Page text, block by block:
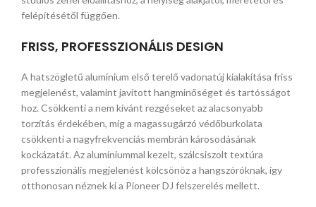
felépítésétől függően.
FRISS, PROFESSZIONÁLIS DESIGN
A hatszögletű alumínium első terelő vadonatúj kialakítása friss
megjelenést, valamint javított hangminőséget és tartósságot
hoz. Csökkenti a nem kívánt rezgéseket az alacsonyabb
torzítás érdekében, míg a magassugárzó védőburkolata
csökkenti a nagyfrekvenciás membrán károsodásának
kockázatát. Az alumíniummal kezelt, szálcsiszolt textúra
professzionális megjelenést kölcsönöz a hangszóróknak, így
otthonosan néznek ki a Pioneer DJ felszerelés mellett.